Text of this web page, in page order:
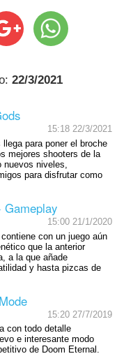
22/3/2021
15:18 22/3/2021
para poner el broche
mejores shooters de la
nuevos niveles,
para disfrutar como
Gameplay
15:00 21/1/2020
con un juego aún
que la anterior
a la que añade
y hasta pizcas de
15:20 27/7/2019
con todo detalle
e interesante modo
de Doom Eternal.